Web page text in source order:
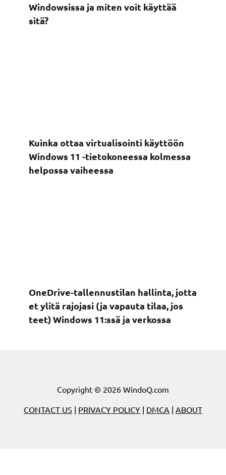
Windowsissa ja miten voit käyttää
sitä?
Kuinka ottaa virtualisointi käyttöön
Windows 11 -tietokoneessa kolmessa
helpossa vaiheessa
OneDrive-tallennustilan hallinta, jotta
et ylitä rajojasi (ja vapauta tilaa, jos
teet) Windows 11:ssä ja verkossa
Copyright © 2026 WindoQ.com
CONTACT US | PRIVACY POLICY | DMCA | ABOUT